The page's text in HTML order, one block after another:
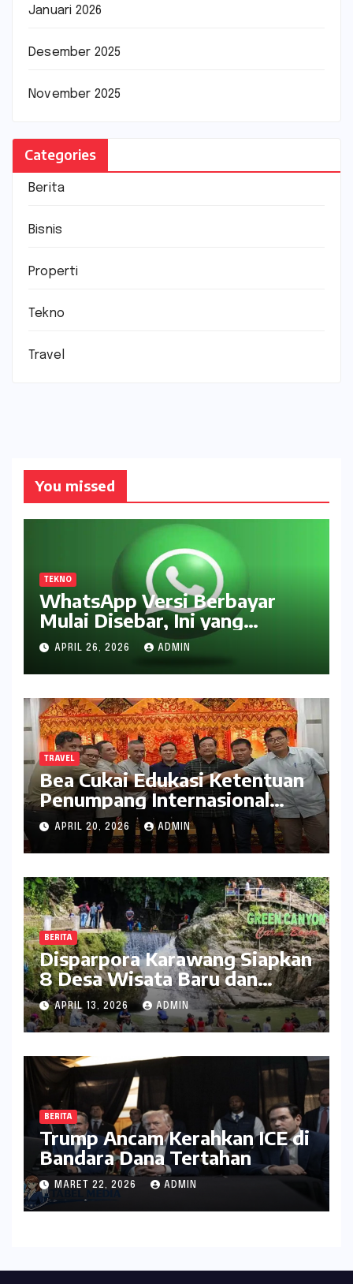
Januari 2026
Desember 2025
November 2025
Categories
Berita
Bisnis
Properti
Tekno
Travel
You missed
TEKNO
WhatsApp Versi Berbayar
Mulai Disebar, Ini yang
Didapat Pengguna
APRIL 26, 2026 ADMIN
TRAVEL
Bea Cukai Edukasi Ketentuan
Penumpang Internasional
kepada Pelaku Usaha Travel
APRIL 20, 2026 ADMIN
BERITA
Disparpora Karawang Siapkan
8 Desa Wisata Baru dan
Rintis Travel Pattern
Pariwisata
APRIL 13, 2026 ADMIN
BERITA
Trump Ancam Kerahkan ICE di
Bandara Dana Tertahan
MARET 22, 2026 ADMIN